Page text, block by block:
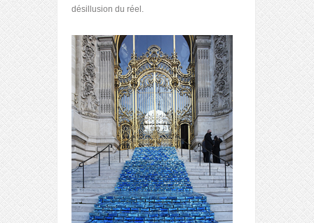
désillusion du réel.